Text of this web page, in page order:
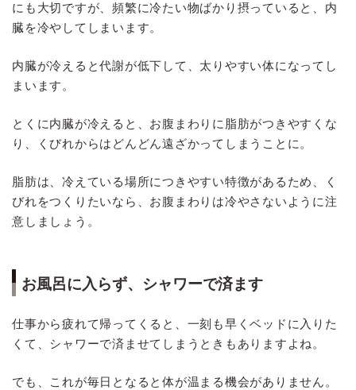
にも大切ですが、頻繁に冷たい物ばかり摂っていると、内
臓を冷やしてしまいます。
内臓が冷えると代謝が低下して、太りやすい体になってし
まいます。
とくに内臓が冷えると、お腹まわりに脂肪がつきやすくな
り、くびれからはどんどん遠ざかってしまうことに。
脂肪は、冷えている場所につきやすい特徴があるため、く
びれをつくりたいなら、お腹まわりは冷やさないように注
意しましょう。
お風呂に入らず、シャワーで済ます
仕事から疲れて帰ってくると、一刻も早くベッドに入りた
くて、シャワーで済ませてしまうときもありますよね。
でも、これが毎日となると体が温まる機会がありません。